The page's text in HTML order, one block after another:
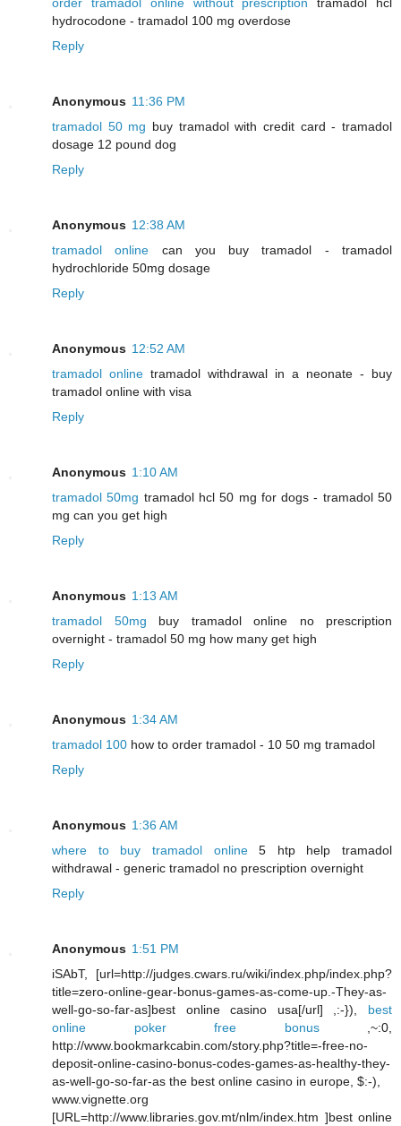
hydrocodone - tramadol 100 mg overdose
Reply
Anonymous 11:36 PM
tramadol 50 mg buy tramadol with credit card - tramadol
dosage 12 pound dog
Reply
Anonymous 12:38 AM
tramadol online can you buy tramadol - tramadol
hydrochloride 50mg dosage
Reply
Anonymous 12:52 AM
tramadol online tramadol withdrawal in a neonate - buy
tramadol online with visa
Reply
Anonymous 1:10 AM
tramadol 50mg tramadol hcl 50 mg for dogs - tramadol 50
mg can you get high
Reply
Anonymous 1:13 AM
tramadol 50mg buy tramadol online no prescription
overnight - tramadol 50 mg how many get high
Reply
Anonymous 1:34 AM
tramadol 100 how to order tramadol - 10 50 mg tramadol
Reply
Anonymous 1:36 AM
where to buy tramadol online5 htp help tramadol
withdrawal - generic tramadol no prescription overnight
Reply
Anonymous 1:51 PM
iSAbT, [url=http://judges.cwars.ru/wiki/index.php/index.php?
title=zero-online-gear-bonus-games-as-come-up.-They-as-
well-go-so-far-as]best online casino usa[/url] ,:-}), best
online poker free bonus,~:0,
http://www.bookmarkcabin.com/story.php?title=-free-no-
deposit-online-casino-bonus-codes-games-as-healthy-they-
as-well-go-so-far-as the best online casino in europe, $:-),
www.vignette.org
[URL=http://www.libraries.gov.mt/nlm/index.htm ]best online